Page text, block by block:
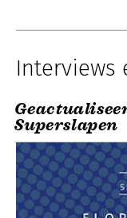
Interviews
Superslapen